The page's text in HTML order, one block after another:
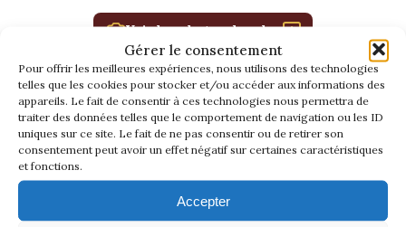
Gérer le consentement
Pour offrir les meilleures expériences, nous utilisons des technologies
telles que les cookies pour stocker et/ou accéder aux informations des
appareils. Le fait de consentir à ces technologies nous permettra de
traiter des données telles que le comportement de navigation ou les ID
uniques sur ce site. Le fait de ne pas consentir ou de retirer son
consentement peut avoir un effet négatif sur certaines caractéristiques
et fonctions.
Accepter
Liens
Présentation 7
Présentation 11
Evolution 7 et 11 -
Voir les photos du salon